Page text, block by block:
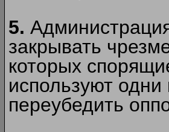
5.
закрывать
которых
используют
переубедить